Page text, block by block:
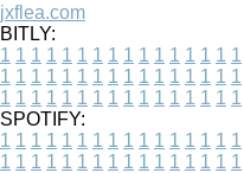
jxflea.com
BITLY:
1 1 1 1 1 1 1 1 1 1 1 1 1 1 1 1
1 1 1 1 1 1 1 1 1 1 1 1 1 1 1 1
1 1 1 1 1 1 1 1 1 1 1 1 1 1 1 1
SPOTIFY:
1 1 1 1 1 1 1 1 1 1 1 1 1 1 1 1
1 1 1 1 1 1 1 1 1 1 1 1 1 1 1 1